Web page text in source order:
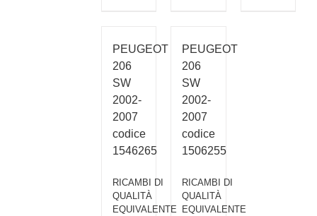
PEUGEOT
206
SW
2002-
2007
codice
1546265
RICAMBI DI
QUALITÀ
EQUIVALENTE
PEUGEOT
206
SW
2002-
2007
codice
1506255
RICAMBI DI
QUALITÀ
EQUIVALENTE